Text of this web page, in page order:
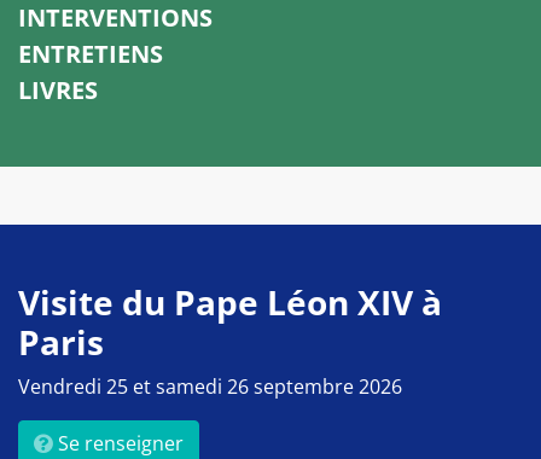
INTERVENTIONS
ENTRETIENS
LIVRES
Visite du Pape Léon XIV à
Paris
Vendredi 25 et samedi 26 septembre 2026
Se renseigner